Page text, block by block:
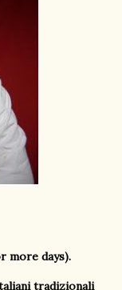
more days).
tradizionali